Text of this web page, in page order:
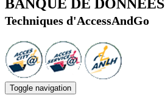
BANQUE DE DONNEES
Techniques d'AccessAndGo
Toggle navigation